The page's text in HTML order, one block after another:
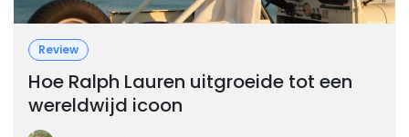
Review
Hoe Ralph Lauren uitgroeide tot een
wereldwijd icoon